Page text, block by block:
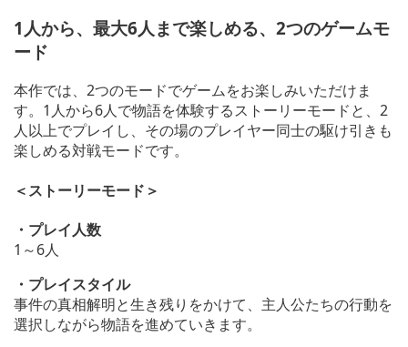
1人から、最大6人まで楽しめる、2つのゲームモ
ード
本作では、2つのモードでゲームをお楽しみいただけま
す。1人から6人で物語を体験するストーリーモードと、2
人以上でプレイし、その場のプレイヤー同士の駆け引きも
楽しめる対戦モードです。
＜ストーリーモード＞
・プレイ人数
1～6人
・プレイスタイル
事件の真相解明と生き残りをかけて、主人公たちの行動を
選択しながら物語を進めていきます。